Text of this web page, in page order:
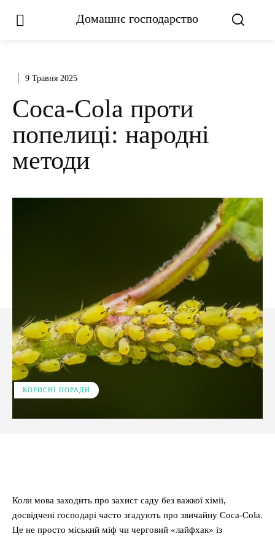
Домашнє господарство
9 Травня 2025
Coca-Cola проти
попелиці: народні
методи
КОРИСНІ ПОРАДИ
Коли мова заходить про захист саду без важкої хімії,
досвідчені господарі часто згадують про звичайну Coca-Cola.
Це не просто міський міф чи черговий «лайфхак» із